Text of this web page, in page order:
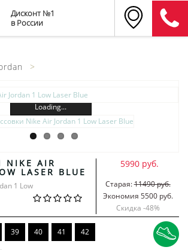
Дисконт №1
в России
Loading...
AIR
LASER BLUE
1 Low
5990 руб.
Старая:11490 руб.
Экономия 5500 руб.
Скидка -48%
39 40 41 42